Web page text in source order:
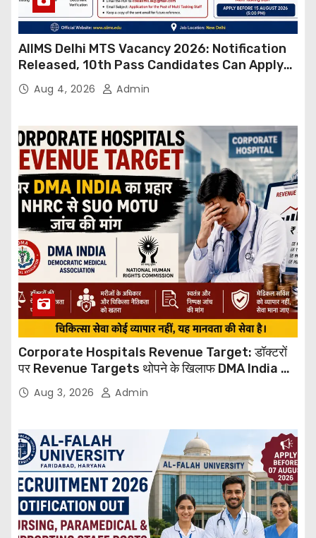
AIIMS Delhi MTS Vacancy 2026: Notification
Released, 10th Pass Candidates Can Apply
Through Email
Aug 4, 2026 Admin
Corporate Hospitals Revenue Target: डॉक्टरों
पर Revenue Targets थोपने के खिलाफ DMA India का
बड़ा कदम, NHRC से Suo Motu जांच की मांग
Aug 3, 2026 Admin